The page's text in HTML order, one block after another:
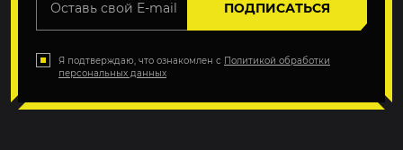
ПОДПИСАТЬСЯ
Я подтверждаю, что ознакомлен с Политикой обработки
персональных данных